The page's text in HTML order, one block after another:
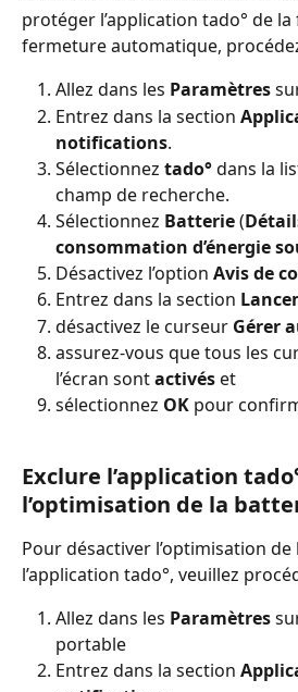
protéger l’application tado° de
fermeture automatique,
Allez dans les Paramètres
Entrez dans la section
notifications.
Sélectionnez tado° dans la
champ de recherche.
Sélectionnez Batterie (
consommation d’énergie
Désactivez l’option Avis de
Entrez dans la section
désactivez le curseur Gérer
assurez-vous que tous les
l’écran sont activés et
sélectionnez OK pour
Exclure l’application
l’optimisation de la
Pour désactiver l’optimisation
l’application tado°, veuillez
Allez dans les Paramètres
portable
Entrez dans la section